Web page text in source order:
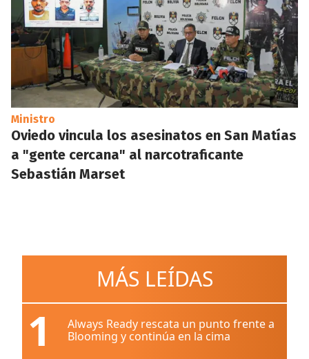
Ministro
Oviedo vincula los asesinatos en San Matías
a "gente cercana" al narcotraficante
Sebastián Marset
MÁS LEÍDAS
1
Always Ready rescata un punto frente a
Blooming y continúa en la cima